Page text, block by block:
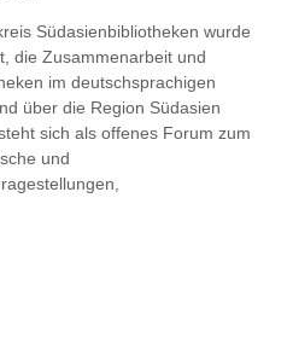
Südasienbibliotheken wurde
die Zusammenarbeit und
im deutschsprachigen
über die Region Südasien
sich als offenes Forum zum
und